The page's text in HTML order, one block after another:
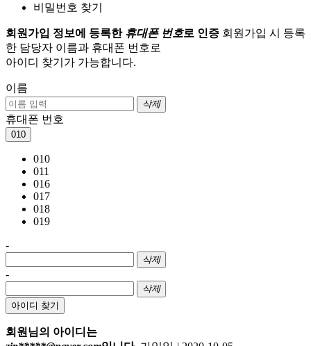
비밀번호 찾기
회원가입 정보에 등록한 휴대폰 번호로 인증 회원가입 시 등록
한 담당자 이름과 휴대폰 번호로
아이디 찾기가 가능합니다.
이름
삭제
휴대폰 번호
010
010
011
016
017
018
019
-
삭제
-
삭제
아이디 찾기
회원님의 아이디는